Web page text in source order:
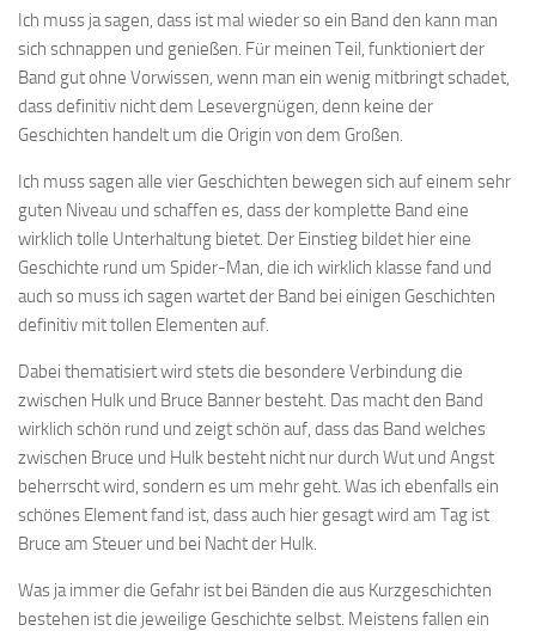
Ich muss ja sagen, dass ist mal wieder so ein Band den kann man
sich schnappen und genießen. Für meinen Teil, funktioniert der
Band gut ohne Vorwissen, wenn man ein wenig mitbringt schadet,
dass definitiv nicht dem Lesevergnügen, denn keine der
Geschichten handelt um die Origin von dem Großen.
Ich muss sagen alle vier Geschichten bewegen sich auf einem sehr
guten Niveau und schaffen es, dass der komplette Band eine
wirklich tolle Unterhaltung bietet. Der Einstieg bildet hier eine
Geschichte rund um Spider-Man, die ich wirklich klasse fand und
auch so muss ich sagen wartet der Band bei einigen Geschichten
definitiv mit tollen Elementen auf.
Dabei thematisiert wird stets die besondere Verbindung die
zwischen Hulk und Bruce Banner besteht. Das macht den Band
wirklich schön rund und zeigt schön auf, dass das Band welches
zwischen Bruce und Hulk besteht nicht nur durch Wut und Angst
beherrscht wird, sondern es um mehr geht. Was ich ebenfalls ein
schönes Element fand ist, dass auch hier gesagt wird am Tag ist
Bruce am Steuer und bei Nacht der Hulk.
Was ja immer die Gefahr ist bei Bänden die aus Kurzgeschichten
bestehen ist die jeweilige Geschichte selbst. Meistens fallen ein